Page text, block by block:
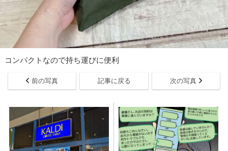
コンパクトなので持ち運びに便利
前の写真 記事に戻る 次の写真